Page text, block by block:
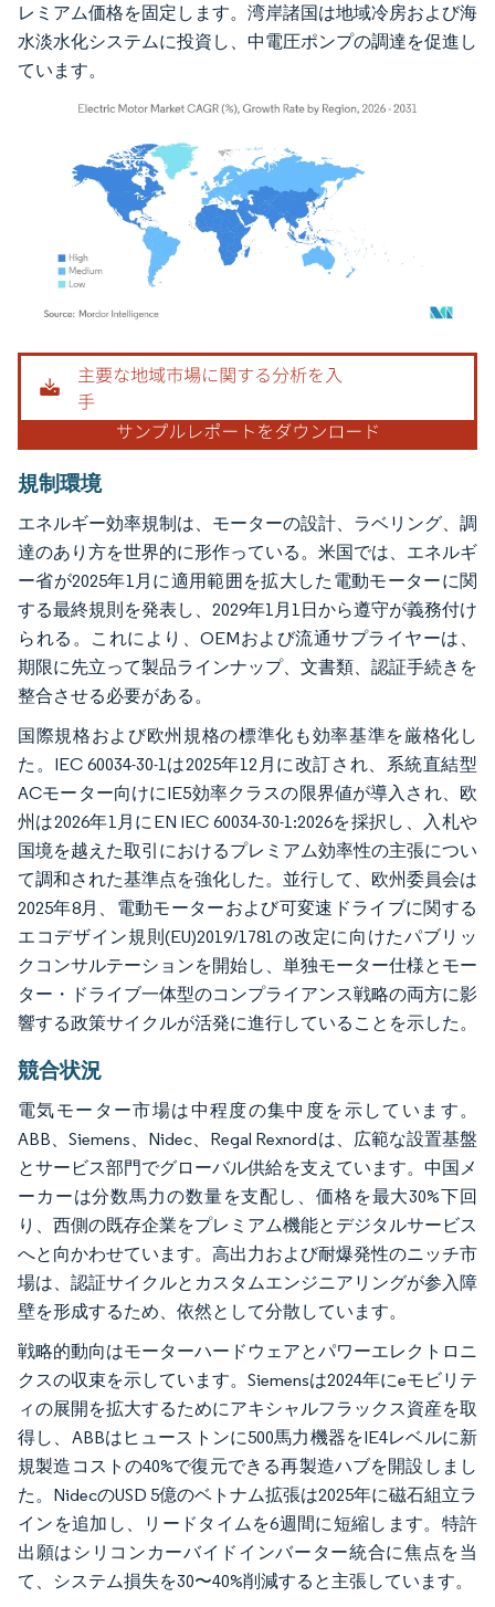
レミアム価格を固定します。湾岸諸国は地域冷房および海
水淡水化システムに投資し、中電圧ポンプの調達を促進し
ています。
画像 © Mordor Intelligence。再利用にはCC BY 4.0の表示が必要です。
規制環境
エネルギー効率規制は、モーターの設計、ラベリング、調
達のあり方を世界的に形作っている。米国では、エネルギ
ー省が2025年1月に適用範囲を拡大した電動モーターに関
する最終規則を発表し、2029年1月1日から遵守が義務付け
られる。これにより、OEMおよび流通サプライヤーは、
期限に先立って製品ラインナップ、文書類、認証手続きを
整合させる必要がある。
国際規格および欧州規格の標準化も効率基準を厳格化し
た。IEC 60034-30-1は2025年12月に改訂され、系統直結型
ACモーター向けにIE5効率クラスの限界値が導入され、欧
州は2026年1月にEN IEC 60034-30-1:2026を採択し、入札や
国境を越えた取引におけるプレミアム効率性の主張につい
て調和された基準点を強化した。並行して、欧州委員会は
2025年8月、電動モーターおよび可変速ドライブに関する
エコデザイン規則(EU)2019/1781の改定に向けたパブリッ
クコンサルテーションを開始し、単独モーター仕様とモー
ター・ドライブ一体型のコンプライアンス戦略の両方に影
響する政策サイクルが活発に進行していることを示した。
競合状況
電気モーター市場は中程度の集中度を示しています。
ABB、Siemens、Nidec、Regal Rexnordは、広範な設置基盤
とサービス部門でグローバル供給を支えています。中国メ
ーカーは分数馬力の数量を支配し、価格を最大30%下回
り、西側の既存企業をプレミアム機能とデジタルサービス
へと向かわせています。高出力および耐爆発性のニッチ市
場は、認証サイクルとカスタムエンジニアリングが参入障
壁を形成するため、依然として分散しています。
戦略的動向はモーターハードウェアとパワーエレクトロニ
クスの収束を示しています。Siemensは2024年にeモビリテ
ィの展開を拡大するためにアキシャルフラックス資産を取
得し、ABBはヒューストンに500馬力機器をIE4レベルに新
規製造コストの40%で復元できる再製造ハブを開設しまし
た。NidecのUSD 5億のベトナム拡張は2025年に磁石組立ラ
インを追加し、リードタイムを6週間に短縮します。特許
出願はシリコンカーバイドインバーター統合に焦点を当
て、システム損失を30〜40%削減すると主張しています。